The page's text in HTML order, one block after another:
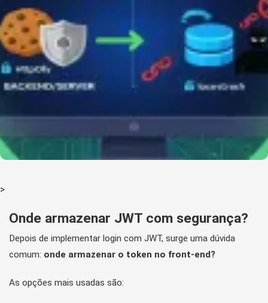
>
Onde armazenar JWT com segurança?
Depois de implementar login com JWT, surge uma dúvida
comum: onde armazenar o token no front-end?
As opções mais usadas são: